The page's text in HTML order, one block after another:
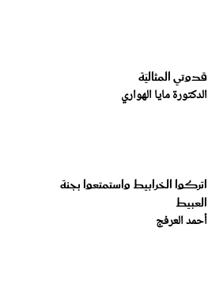
قدوتي المثاليّة
الدكتورة مايا الهواري
اتركوا الخرابيط واستمتعوا بجنة
العبيط
أحمد العرفج